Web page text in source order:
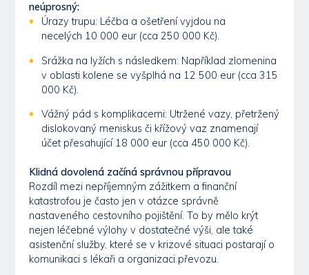
neúprosný:
Úrazy trupu: Léčba a ošetření vyjdou na
necelých 10 000 eur (cca 250 000 Kč).
Srážka na lyžích s následkem: Například zlomenina
v oblasti kolene se vyšplhá na 12 500 eur (cca 315
000 Kč).
Vážný pád s komplikacemi: Utržené vazy, přetržený
dislokovaný meniskus či křížový vaz znamenají
účet přesahující 18 000 eur (cca 450 000 Kč).
Klidná dovolená začíná správnou přípravou
Rozdíl mezi nepříjemným zážitkem a finanční
katastrofou je často jen v otázce správně
nastaveného cestovního pojištění. To by mělo krýt
nejen léčebné výlohy v dostatečné výši, ale také
asistenční služby, které se v krizové situaci postarají o
komunikaci s lékaři a organizaci převozu.